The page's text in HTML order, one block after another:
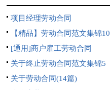
项目经理劳动合同
【精品】劳动合同范文集锦10
篇[通用]商户雇工劳动合同
关于终止劳动合同范文集锦5
篇关于劳动合同(14篇)